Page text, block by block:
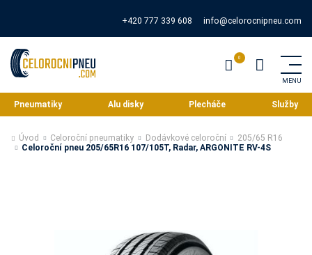
+420 777 339 608 info@celorocnipneu.com
Pneumatiky Alu disky Plecháče Služby
Úvod Celoroční pneumatiky Dodávkové celoroční
205/65 R16
Celoroční pneu 205/65R16 107/105T, Radar, ARGONITE RV-4S